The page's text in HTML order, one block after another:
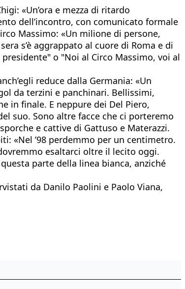
«Un’ora e mezza di ritardo
dell’incontro, con comunicato formale
Massimo: «Un milione di persone,
s’è aggrappato al cuore di Roma e di
o "Noi al Circo Massimo, voi al
reduce dalla Germania: «Un
da terzini e panchinari. Bellissimi,
in finale. E neppure dei Del Piero,
suo. Sono altre facce che ci porteremo
e cattive di Gattuso e Materazzi.
«Nel ’98 perdemmo per un centimetro.
esaltarci oltre il lecito oggi.
parte della linea bianca, anziché
da Danilo Paolini e Paolo Viana,